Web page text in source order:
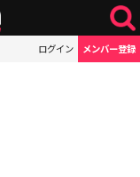
ログイン メンバー登録